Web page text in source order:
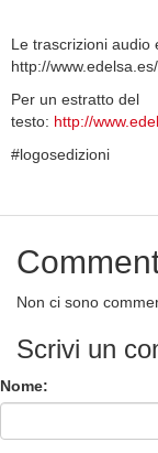
Le trascrizioni audio
http://
Per un estratto del
testo: http://
#logosedizioni
Non ci sono
Scrivi un
Nome: